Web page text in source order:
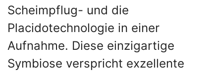
Scheimpflug- und die
Placidotechnologie in einer
Aufnahme. Diese einzigartige
Symbiose verspricht exzellente